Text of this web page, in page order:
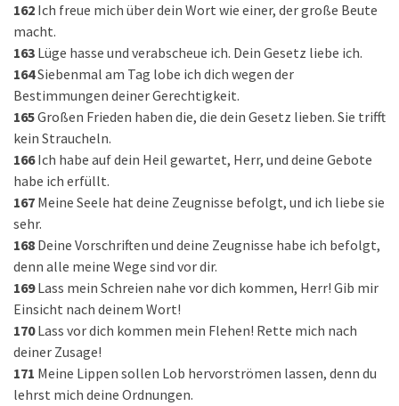
162 Ich freue mich über dein Wort wie einer, der große Beute
macht.
163 Lüge hasse und verabscheue ich. Dein Gesetz liebe ich.
164Siebenmal am Tag lobe ich dich wegen der
Bestimmungen deiner Gerechtigkeit.
165Großen Frieden haben die, die dein Gesetz lieben. Sie trifft
kein Straucheln.
166 Ich habe auf dein Heil gewartet, Herr, und deine Gebote
habe ich erfüllt.
167 Meine Seele hat deine Zeugnisse befolgt, und ich liebe sie
sehr.
168 Deine Vorschriften und deine Zeugnisse habe ich befolgt,
denn alle meine Wege sind vor dir.
169 Lass mein Schreien nahe vor dich kommen, Herr! Gib mir
Einsicht nach deinem Wort!
170 Lass vor dich kommen mein Flehen! Rette mich nach
deiner Zusage!
171 Meine Lippen sollen Lob hervorströmen lassen, denn du
lehrst mich deine Ordnungen.